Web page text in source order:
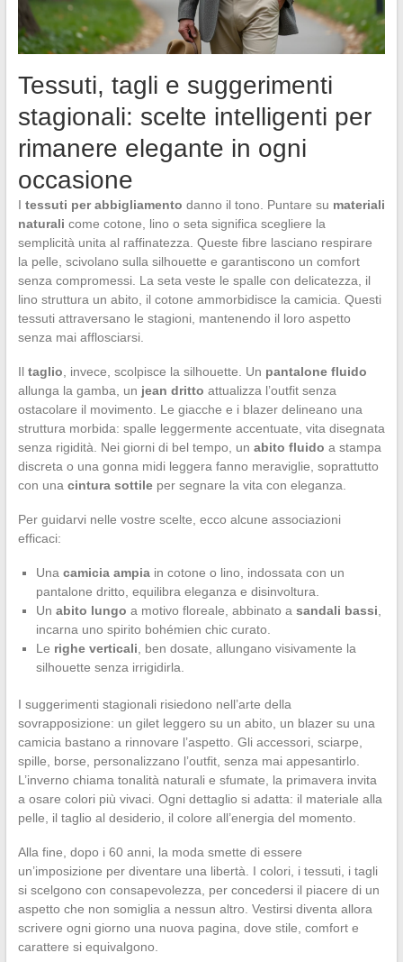
Tessuti, tagli e suggerimenti
stagionali: scelte intelligenti per
rimanere elegante in ogni
occasione
I tessuti per abbigliamento danno il tono. Puntare su materiali
naturali come cotone, lino o seta significa scegliere la
semplicità unita al raffinatezza. Queste fibre lasciano respirare
la pelle, scivolano sulla silhouette e garantiscono un comfort
senza compromessi. La seta veste le spalle con delicatezza, il
lino struttura un abito, il cotone ammorbidisce la camicia. Questi
tessuti attraversano le stagioni, mantenendo il loro aspetto
senza mai afflosciarsi.
Il taglio , invece, scolpisce la silhouette. Un pantalone fluido
allunga la gamba, un jean dritto attualizza l’outfit senza
ostacolare il movimento. Le giacche e i blazer delineano una
struttura morbida: spalle leggermente accentuate, vita disegnata
senza rigidità. Nei giorni di bel tempo, un abito fluido a stampa
discreta o una gonna midi leggera fanno meraviglie, soprattutto
con una cintura sottileper segnare la vita con eleganza.
Per guidarvi nelle vostre scelte, ecco alcune associazioni
efficaci:
Una camicia ampiain cotone o lino, indossata con un
pantalone dritto, equilibra eleganza e disinvoltura.
Un abito lungo a motivo floreale, abbinato a sandali bassi
incarna uno spirito bohémien chic curato.
Le righe verticali , ben dosate, allungano visivamente la
silhouette senza irrigidirla.
I suggerimenti stagionali risiedono nell’arte della
sovrapposizione: un gilet leggero su un abito, un blazer su una
camicia bastano a rinnovare l’aspetto. Gli accessori, sciarpe,
spille, borse, personalizzano l’outfit, senza mai appesantirlo.
L’inverno chiama tonalità naturali e sfumate, la primavera invita
a osare colori più vivaci. Ogni dettaglio si adatta: il materiale alla
pelle, il taglio al desiderio, il colore all’energia del momento.
Alla fine, dopo i 60 anni, la moda smette di essere
un’imposizione per diventare una libertà. I colori, i tessuti, i tagli
si scelgono con consapevolezza, per concedersi il piacere di un
aspetto che non somiglia a nessun altro. Vestirsi diventa allora
scrivere ogni giorno una nuova pagina, dove stile, comfort e
carattere si equivalgono.